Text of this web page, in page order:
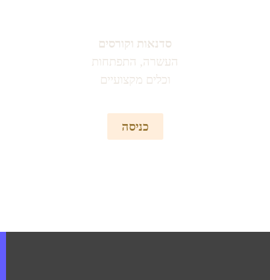
סדנאות וקורסים
העשרה, התפתחות
וכלים מקצועיים
כניסה